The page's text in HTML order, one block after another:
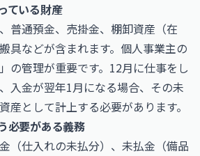
ている財産
普通預金、売掛金、棚卸資産（在
具などが含まれます。個人事業主の
の管理が重要です。12月に仕事をし
入金が翌年1月になる場合、その未
産として計上する必要があります。
必要がある義務
（仕入れの未払分）、未払金（備品